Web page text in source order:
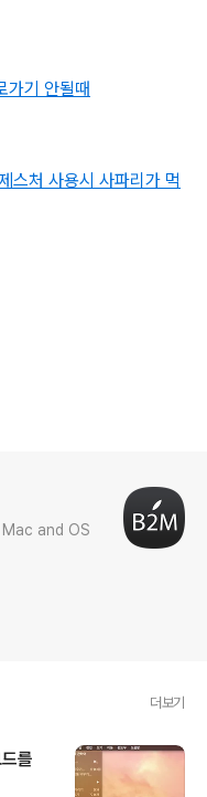
가기 안될때
스처 사용시 사파리가 먹
and OS
더보기
를